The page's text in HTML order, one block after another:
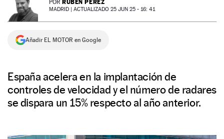
NEWSLETTER
SÍGUENOS
POR RUBÉN PÉREZ
MADRID | ACTUALIZADO 25 JUN 25 - 16: 41
Añadir EL MOTOR en Google
España acelera en la implantación de
controles de velocidad y el número de radares
se dispara un 15% respecto al año anterior.